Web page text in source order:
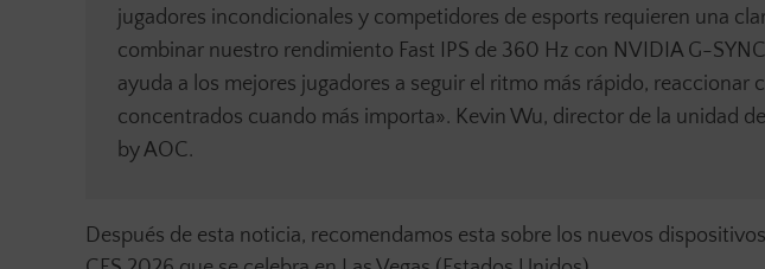
jugadores incondicionales y competidores de esports requieren una
combinar nuestro rendimiento Fast IPS de 360 Hz con NVIDIA G-
ayuda a los mejores jugadores a seguir el ritmo más rápido, reaccionar
concentrados cuando más importa». Kevin Wu, director de la unidad
by AOC.
Después de esta noticia, recomendamos esta sobre los nuevos